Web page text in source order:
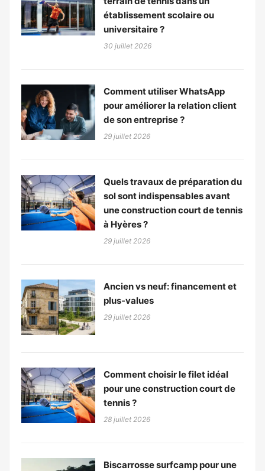
établissement scolaire ou
universitaire ?
30 juillet 2026
Comment utiliser WhatsApp
pour améliorer la relation client
de son entreprise ?
29 juillet 2026
Quels travaux de préparation du
sol sont indispensables avant
une construction court de tennis
à Hyères ?
29 juillet 2026
Ancien vs neuf: financement et
plus-values
29 juillet 2026
Comment choisir le filet idéal
pour une construction court de
tennis ?
28 juillet 2026
Biscarrosse surfcamp pour une